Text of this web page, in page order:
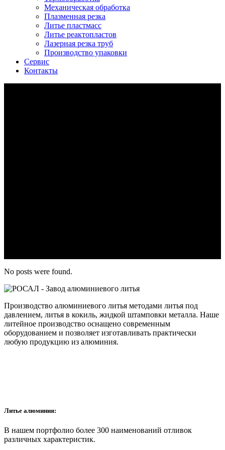
Механическая обработка
Плазменная резка
Литье пластмасс
Литье реактопластов
Лазерная резка труб
Производство упаковки
Сервис
Контакты
No posts were found.
Производство алюминиевого литья методами литья под
давлением, литья в кокиль, жидкой штамповки металла. Наше
литейное производство оснащено современным
оборудованием и позволяет изготавливать практически
любую продукцию из алюминия.
Литье алюминия:
В нашем портфолио более 300 наименований отливок
различных характеристик.